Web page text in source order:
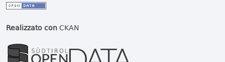
Realizzato conCKAN